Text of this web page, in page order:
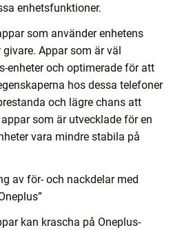
enhetsfunktioner.
som använder enhetens
Appar som är väl
enheter och optimerade för att
hos dessa telefoner
och lägre chans att
som är utvecklade för en
vara mindre stabila på
av för- och nackdelar med
kan krascha på Oneplus-